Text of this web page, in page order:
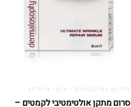
חידוש עור/קמטים - אנטי אייג'ינג
סרום מתקן אולטימטיבי לקמטים –